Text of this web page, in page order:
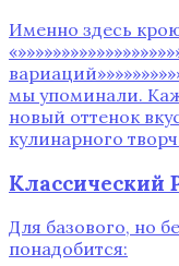
Именно здесь
мы упоминали.
новый оттенок
кулинарного
Классический
Для базового‚ но
понадобится: